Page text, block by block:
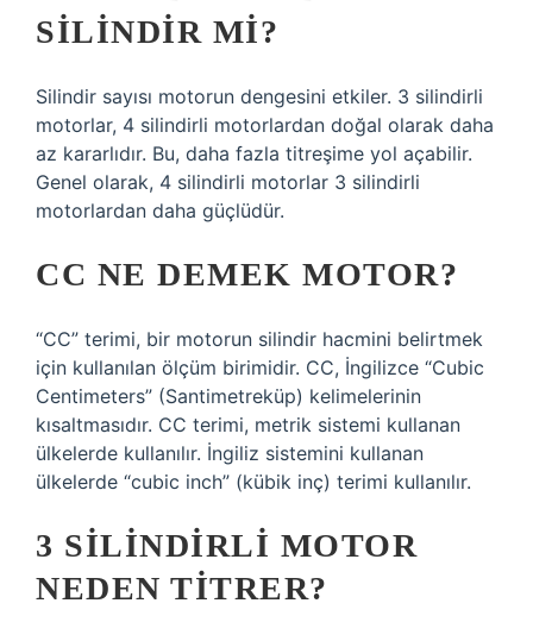
SILINDIR MI?
Silindir sayısı motorun dengesini etkiler. 3 silindirli
motorlar, 4 silindirli motorlardan doğal olarak daha
az kararlıdır. Bu, daha fazla titreşime yol açabilir.
Genel olarak, 4 silindirli motorlar 3 silindirli
motorlardan daha güçlüdür.
CC NE DEMEK MOTOR?
“CC” terimi, bir motorun silindir hacmini belirtmek
için kullanılan ölçüm birimidir. CC, İngilizce “Cubic
Centimeters” (Santimetreküp) kelimelerinin
kısaltmasıdır. CC terimi, metrik sistemi kullanan
ülkelerde kullanılır. İngiliz sistemini kullanan
ülkelerde “cubic inch” (kübik inç) terimi kullanılır.
3 SILINDIRLI MOTOR
NEDEN TITRER?